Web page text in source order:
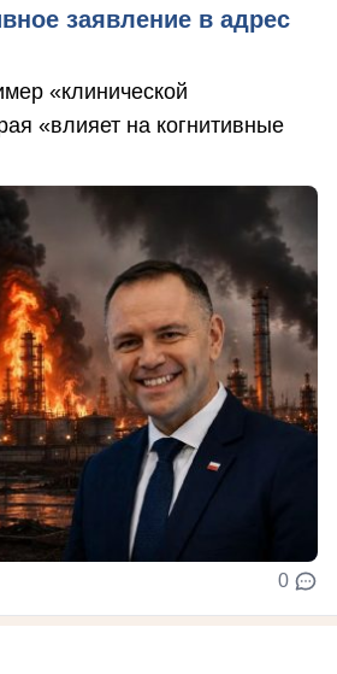
заявление в адрес
«клинической
«влияет на когнитивные
0